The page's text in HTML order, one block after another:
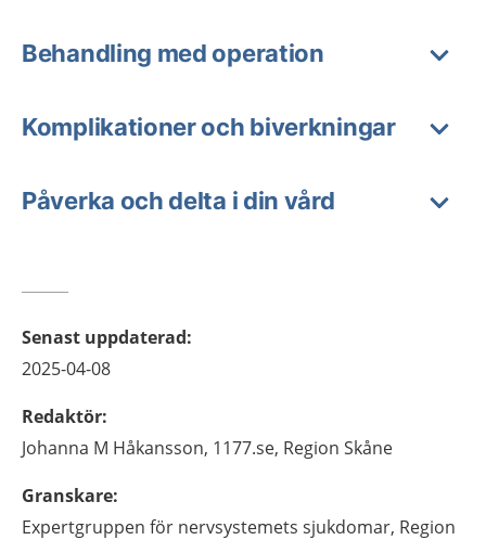
Behandling med operation
Komplikationer och biverkningar
Påverka och delta i din vård
Senast uppdaterad:
2025-04-08
Redaktör:
Johanna M Håkansson, 1177.se, Region Skåne
Granskare:
Expertgruppen för nervsystemets sjukdomar, Region